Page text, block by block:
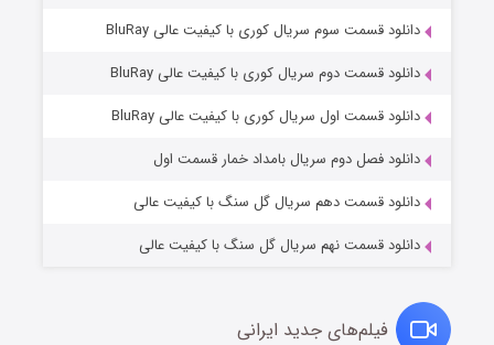
عملیات آپارتمان
قسمت۲ (زیرنویس) منتشر شد
دانلود قسمت سوم سریال کوری با کیفیت عالی BluRay
دانلود قسمت دوم سریال کوری با کیفیت عالی BluRay
دانلود قسمت اول سریال کوری با کیفیت عالی BluRay
دانلود فصل دوم سریال بامداد خمار قسمت اول
دانلود قسمت دهم سریال گل سنگ با کیفیت عالی
دانلود قسمت نهم سریال گل سنگ با کیفیت عالی
فیلم‌های جدید ایرانی